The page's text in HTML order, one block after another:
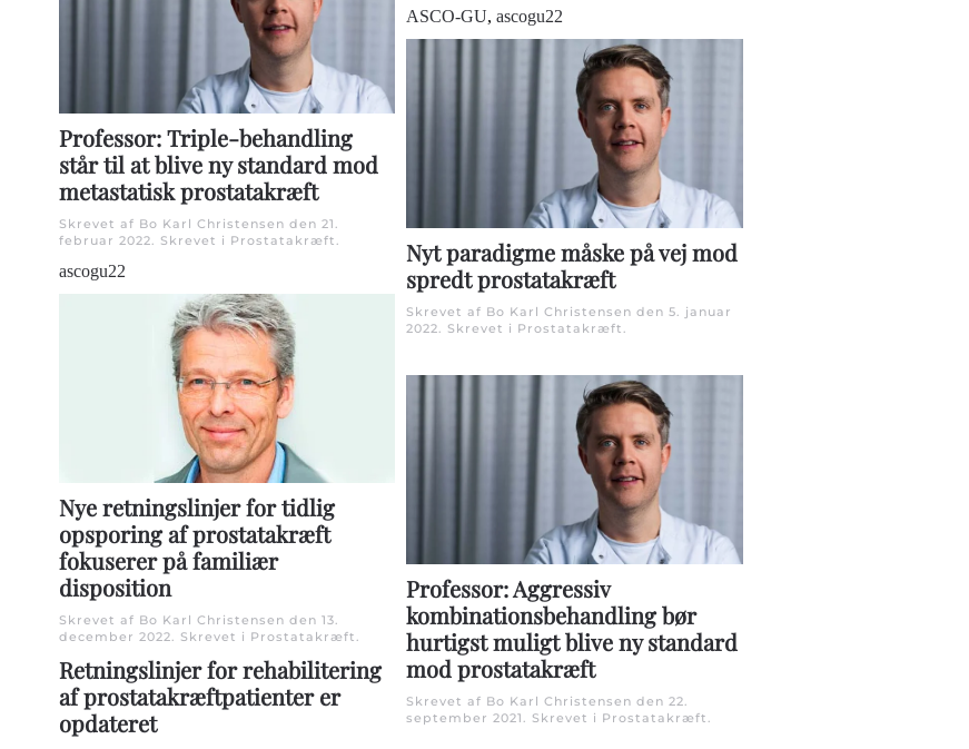
ASCO-GU, ascogu22
Professor: Triple-behandling
står til at blive ny standard mod
metastatisk prostatakræft
Skrevet af Bo Karl Christensen den 21.
februar 2022 . Skrevet i Prostatakræft
ascogu22
Nyt paradigme måske på vej mod
spredt prostatakræft
Skrevet af Bo Karl Christensen den 5. januar
2022 . Skrevet i Prostatakræft
Nye retningslinjer for tidlig
opsporing af prostatakræft
fokuserer på familiær
disposition
Skrevet af Bo Karl Christensen den 13.
december 2022. Skrevet i Prostatakræft.
Professor: Aggressiv
kombinationsbehandling bør
hurtigst muligt blive ny standard
mod prostatakræft
Skrevet af Bo Karl Christensen den 22.
september 2021. Skrevet i Prostatakræft.
Retningslinjer for rehabilitering
af prostatakræftpatienter er
opdateret